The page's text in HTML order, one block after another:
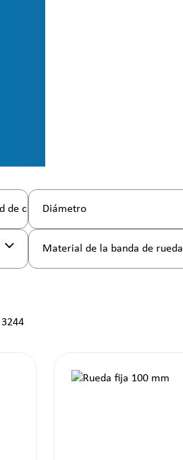
de cargaDiámetro
Material de la banda de rueda